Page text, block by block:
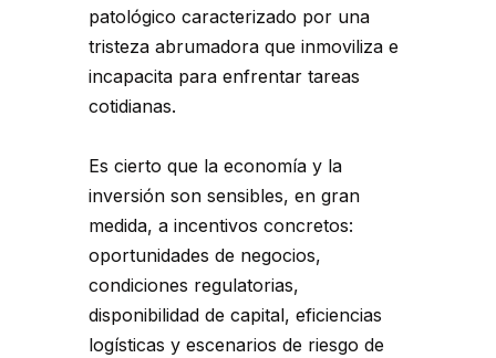
patológico caracterizado por una
tristeza abrumadora que inmoviliza e
incapacita para enfrentar tareas
cotidianas.
Es cierto que la economía y la
inversión son sensibles, en gran
medida, a incentivos concretos:
oportunidades de negocios,
condiciones regulatorias,
disponibilidad de capital, eficiencias
logísticas y escenarios de riesgo de